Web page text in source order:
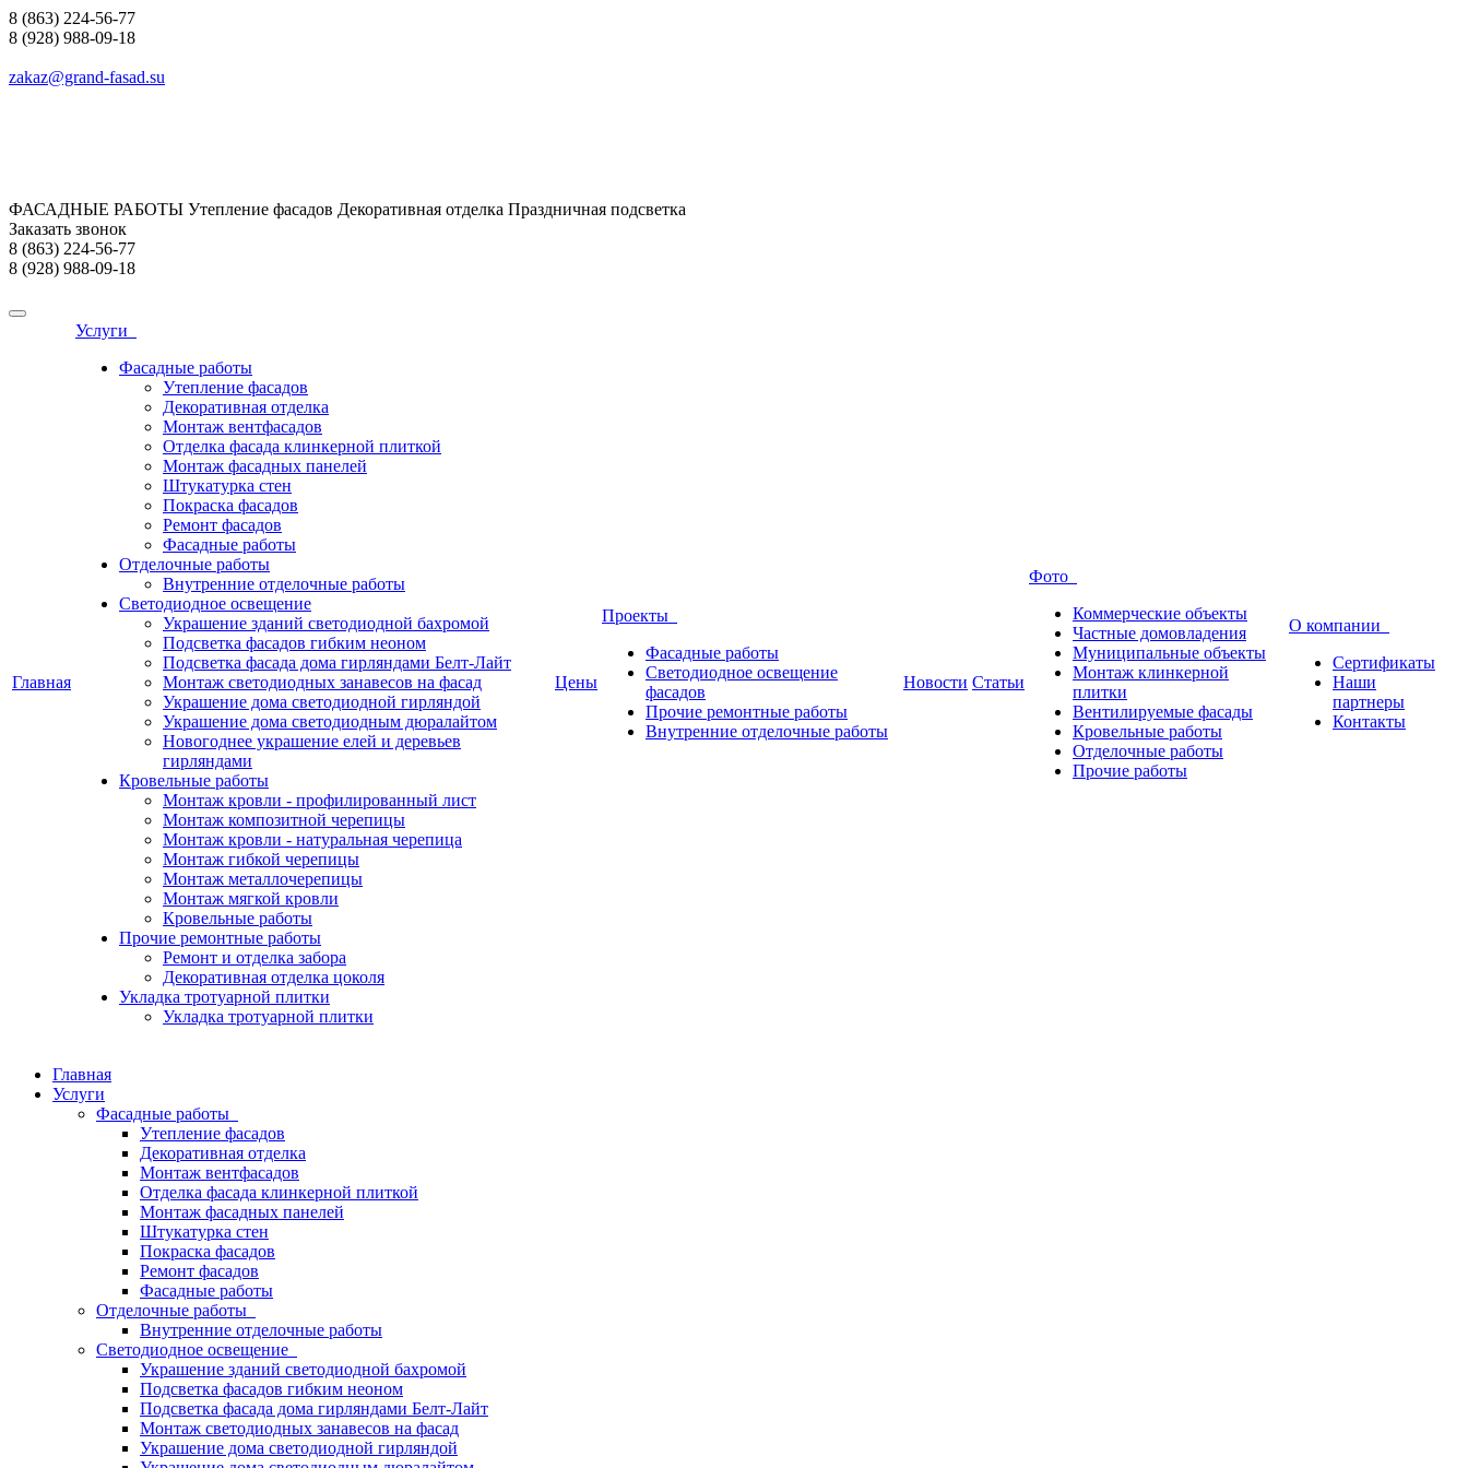
8 (863) 224-56-77
8 (928) 988-09-18
zakaz@grand-fasad.su
ФАСАДНЫЕ РАБОТЫ Утепление фасадов Декоративная отделка Праздничная подсветка
Заказать звонок
8 (863) 224-56-77
8 (928) 988-09-18
Главная
Услуги
Фасадные работы
Утепление фасадов
Декоративная отделка
Монтаж вентфасадов
Отделка фасада клинкерной плиткой
Монтаж фасадных панелей
Штукатурка стен
Покраска фасадов
Ремонт фасадов
Фасадные работы
Отделочные работы
Внутренние отделочные работы
Светодиодное освещение
Украшение зданий светодиодной бахромой
Подсветка фасадов гибким неоном
Подсветка фасада дома гирляндами Белт-Лайт
Монтаж светодиодных занавесов на фасад
Украшение дома светодиодной гирляндой
Украшение дома светодиодным дюралайтом
Новогоднее украшение елей и деревьев
гирляндами
Кровельные работы
Монтаж кровли - профилированный лист
Монтаж композитной черепицы
Монтаж кровли - натуральная черепица
Монтаж гибкой черепицы
Монтаж металлочерепицы
Монтаж мягкой кровли
Кровельные работы
Прочие ремонтные работы
Ремонт и отделка забора
Декоративная отделка цоколя
Укладка тротуарной плитки
Укладка тротуарной плитки
Цены
Проекты
Фасадные работы
Светодиодное освещение
фасадов
Прочие ремонтные работы
Внутренние отделочные работы
Новости Статьи
Фото
Коммерческие объекты
Частные домовладения
Муниципальные объекты
Монтаж клинкерной
плитки
Вентилируемые фасады
Кровельные работы
Отделочные работы
Прочие работы
О компании
Сертификаты
Наши
партнеры
Контакты
Главная
Услуги
Фасадные работы
Утепление фасадов
Декоративная отделка
Монтаж вентфасадов
Отделка фасада клинкерной плиткой
Монтаж фасадных панелей
Штукатурка стен
Покраска фасадов
Ремонт фасадов
Фасадные работы
Отделочные работы
Внутренние отделочные работы
Светодиодное освещение
Украшение зданий светодиодной бахромой
Подсветка фасадов гибким неоном
Подсветка фасада дома гирляндами Белт-Лайт
Монтаж светодиодных занавесов на фасад
Украшение дома светодиодной гирляндой